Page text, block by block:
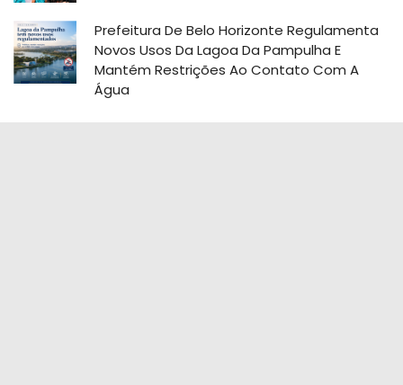
Prefeitura De Belo Horizonte Regulamenta
Novos Usos Da Lagoa Da Pampulha E
Mantém Restrições Ao Contato Com A
Água